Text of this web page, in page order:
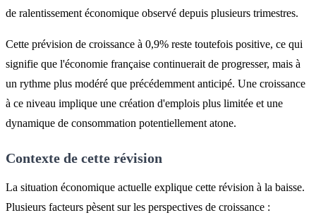
de ralentissement économique observé depuis plusieurs trimestres.
Cette prévision de croissance à 0,9% reste toutefois positive, ce qui
signifie que l'économie française continuerait de progresser, mais à
un rythme plus modéré que précédemment anticipé. Une croissance
à ce niveau implique une création d'emplois plus limitée et une
dynamique de consommation potentiellement atone.
Contexte de cette révision
La situation économique actuelle explique cette révision à la baisse.
Plusieurs facteurs pèsent sur les perspectives de croissance :